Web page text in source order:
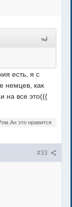
есть, я с
немцев, как
на все это(((
это нравится
#33